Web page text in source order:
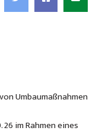
Umbaumaßnahmen
26 im Rahmen eines